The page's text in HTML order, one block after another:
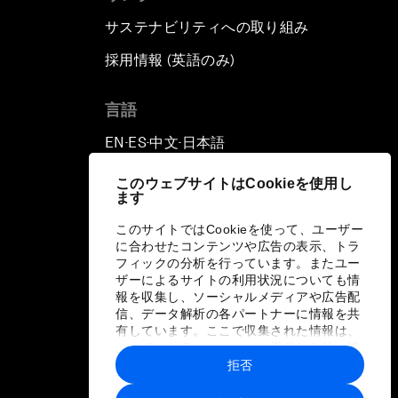
このウェブサイトはCookieを使用し
ます
このサイトではCookieを使って、ユーザー
に合わせたコンテンツや広告の表示、トラ
フィックの分析を行っています。またユー
ザーによるサイトの利用状況についても情
報を収集し、ソーシャルメディアや広告配
信、データ解析の各パートナーに情報を共
有しています。ここで収集された情報は、
ユーザーが各パートナーに提供した他の情
報や各パートナーのサービスを使用した際
に収集された情報と組み合わされ、各パー
拒否
サステナビリティへの取り組み
採用情報 (英語のみ)
言語
EN ▪ ES▪中文▪ 日本語